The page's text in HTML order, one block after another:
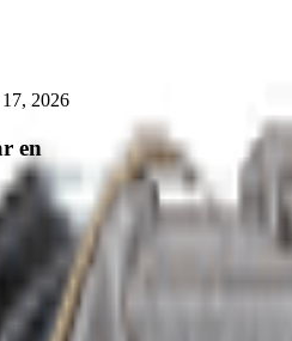
2026
en